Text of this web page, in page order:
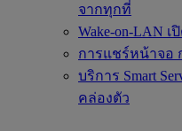
จากทุกที่
Wake-on-LAN เ
การแชร์หน้าจอ
บริการ Smart
คล่องตัว